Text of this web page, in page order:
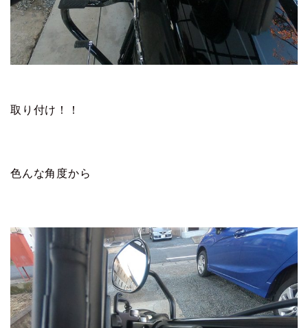
取り付け！！
色んな角度から